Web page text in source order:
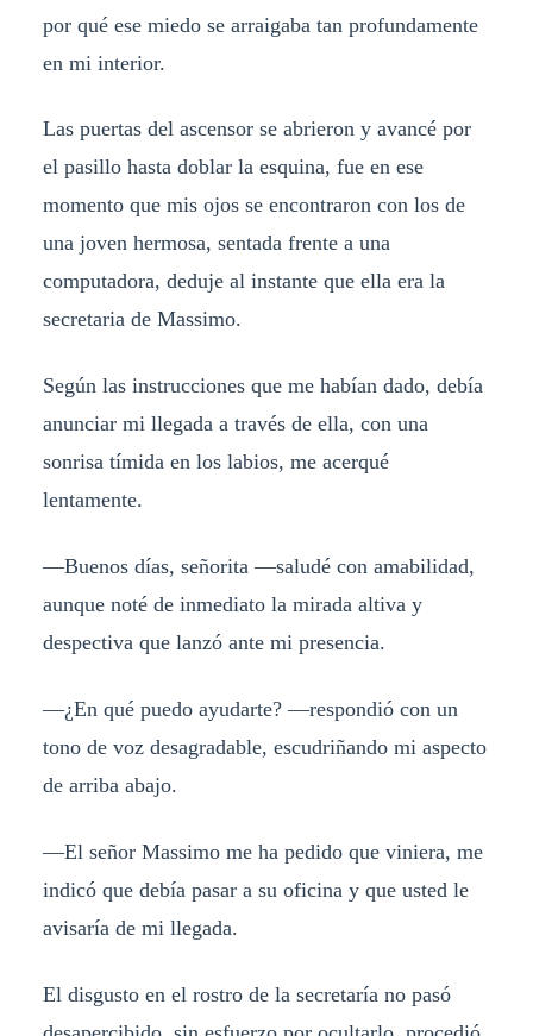
por qué ese miedo se arraigaba tan profundamente
en mi interior.
Las puertas del ascensor se abrieron y avancé por
el pasillo hasta doblar la esquina, fue en ese
momento que mis ojos se encontraron con los de
una joven hermosa, sentada frente a una
computadora, deduje al instante que ella era la
secretaria de Massimo.
Según las instrucciones que me habían dado, debía
anunciar mi llegada a través de ella, con una
sonrisa tímida en los labios, me acerqué
lentamente.
—Buenos días, señorita —saludé con amabilidad,
aunque noté de inmediato la mirada altiva y
despectiva que lanzó ante mi presencia.
—¿En qué puedo ayudarte? —respondió con un
tono de voz desagradable, escudriñando mi aspecto
de arriba abajo.
—El señor Massimo me ha pedido que viniera, me
indicó que debía pasar a su oficina y que usted le
avisaría de mi llegada.
El disgusto en el rostro de la secretaría no pasó